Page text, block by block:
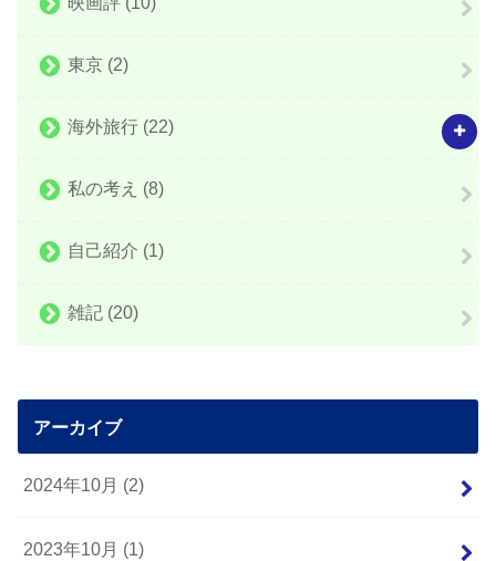
東京 (2)
海外旅行 (22)
私の考え (8)
自己紹介 (1)
雑記 (20)
アーカイブ
2024年10月 (2)
2023年10月 (1)